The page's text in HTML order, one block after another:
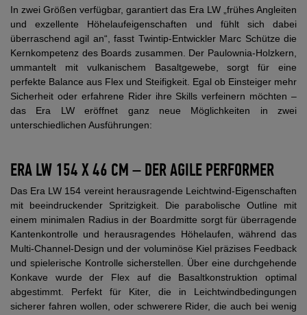
In zwei Größen verfügbar, garantiert das Era LW „frühes Angleiten
und exzellente Höhelaufeigenschaften und fühlt sich dabei
überraschend agil an“, fasst Twintip-Entwickler Marc Schütze die
Kernkompetenz des Boards zusammen. Der Paulownia-Holzkern,
ummantelt mit vulkanischem Basaltgewebe, sorgt für eine
perfekte Balance aus Flex und Steifigkeit. Egal ob Einsteiger mehr
Sicherheit oder erfahrene Rider ihre Skills verfeinern möchten –
das Era LW eröffnet ganz neue Möglichkeiten in zwei
unterschiedlichen Ausführungen:
ERA LW 154 X 46 CM – DER AGILE PERFORMER
Das Era LW 154 vereint herausragende Leichtwind-Eigenschaften
mit beeindruckender Spritzigkeit. Die parabolische Outline mit
einem minimalen Radius in der Boardmitte sorgt für überragende
Kantenkontrolle und herausragendes Höhelaufen, während das
Multi-Channel-Design und der voluminöse Kiel präzises Feedback
und spielerische Kontrolle sicherstellen. Über eine durchgehende
Konkave wurde der Flex auf die Basaltkonstruktion optimal
abgestimmt. Perfekt für Kiter, die in Leichtwindbedingungen
sicherer fahren wollen, oder schwerere Rider, die auch bei wenig